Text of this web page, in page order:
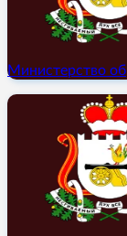
Министерство